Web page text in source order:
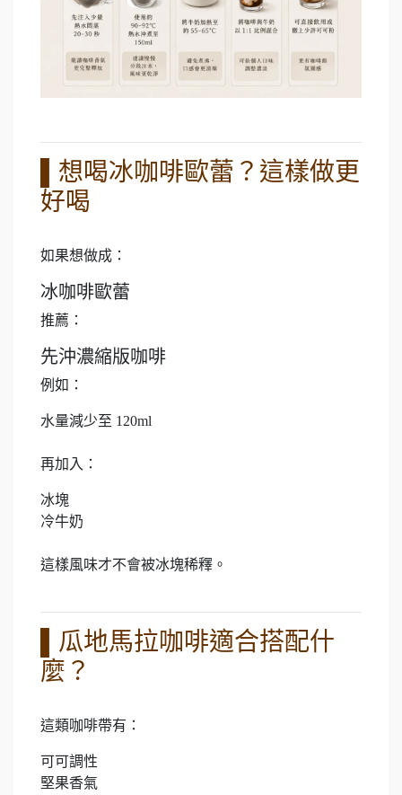
▌想喝冰咖啡歐蕾？這樣做更
好喝
如果想做成：
冰咖啡歐蕾
推薦：
先沖濃縮版咖啡
例如：
水量減少至 120ml
再加入：
冰塊
冷牛奶
這樣風味才不會被冰塊稀釋。
▌瓜地馬拉咖啡適合搭配什
麼？
這類咖啡帶有：
可可調性
堅果香氣